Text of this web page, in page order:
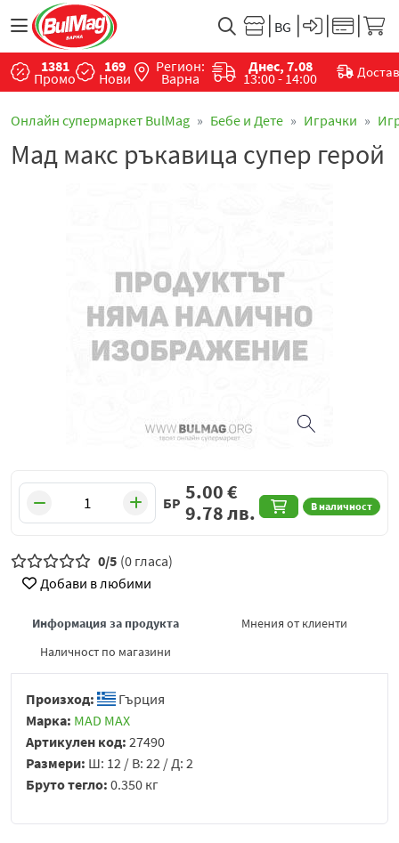
1381
Промо
169
Нови
Регион:
Варна
Днес, 7.08
13:00 - 14:00
Онлайн супермаркет BulMag Бебе и Дете Играчки
Мад макс ръкавица супер герой
БР В наличност
5.00€
9.78лв.
0/5 (0 гласа)
Добави в любими
Информация за продукта
Мнения от клиенти
Наличност по магазини
Произход:
Гърция
Марка: MAD MAX
Артикулен код: 27490
Размери: Ш: 12 / В: 22 / Д: 2
Бруто тегло: 0.350 кг